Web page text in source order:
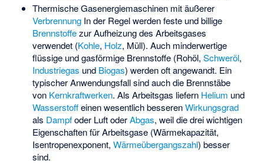
Thermische Gasenergiemaschinen mit äußerer
VerbrennungIn der Regel werden feste und billige
Brennstoffezur Aufheizung des Arbeitsgases
verwendet (Kohle, Holz, Müll). Auch minderwertige
flüssige und gasförmige Brennstoffe (Rohöl, Schweröl,
Industriegas und Biogas) werden oft angewandt. Ein
typischer Anwendungsfall sind auch die Brennstäbe
von Kernkraftwerken. Als Arbeitsgas liefern Helium und
Wasserstoffeinen wesentlich besserenWirkungsgrad
als Dampfoder Luft oderAbgas, weil die drei wichtigen
Eigenschaften für Arbeitsgase (Wärmekapazität,
Isentropenexponent, Wärmeübergangszahl) besser
sind.